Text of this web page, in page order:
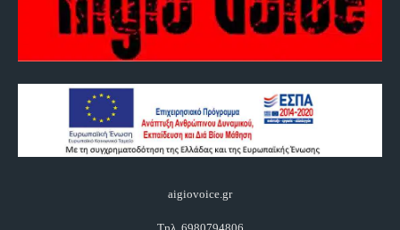
aigiovoice.gr